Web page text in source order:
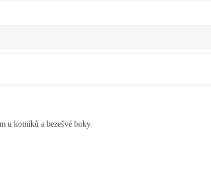
u kotníků a bezešvé boky.